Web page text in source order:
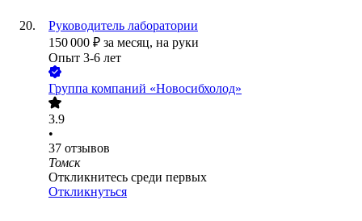
Руководитель лаборатории
150 000 ₽ за месяц, на руки
Опыт 3-6 лет
Группа компаний «Новосибхолод»
3.9
•
37 отзывов
Томск
Откликнитесь среди первых
Откликнуться